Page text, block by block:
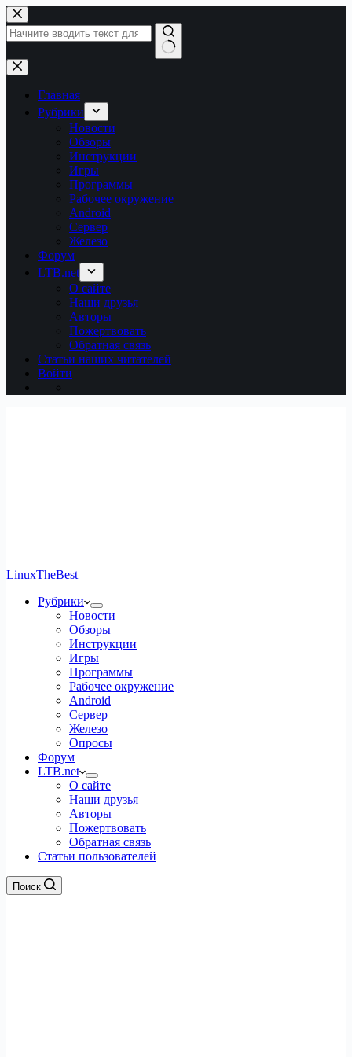
Перейти
к
сути
Ничего
не
найденоГлавная
Рубрики
Новости
Обзоры
Инструкции
Игры
Программы
Рабочее окружение
Android
Сервер
Железо
Форум
LTB.net
О сайте
Наши друзья
Авторы
Пожертвовать
Обратная связь
Статьи наших читателей
Войти
LinuxTheBest
Рубрики
Новости
Обзоры
Инструкции
Игры
Программы
Рабочее окружение
Android
Сервер
Железо
Опросы
Форум
LTB.net
О сайте
Наши друзья
Авторы
Пожертвовать
Обратная связь
Статьи пользователей
Поиск